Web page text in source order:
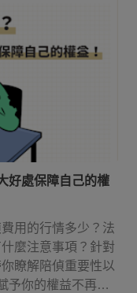
好處保障自己的權
用的行情多少？法
麼注意事項？針對
瞭解陪偵重要性以
予你的權益不再睡